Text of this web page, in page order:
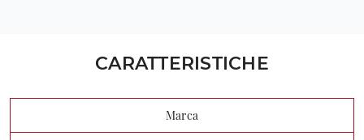
CARATTERISTICHE
Marca